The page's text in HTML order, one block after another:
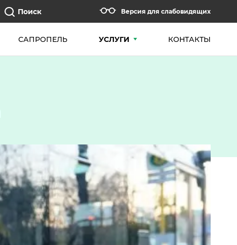
Поиск Версия для слабовидящих
САПРОПЕЛЬ УСЛУГИ КОНТАКТЫ